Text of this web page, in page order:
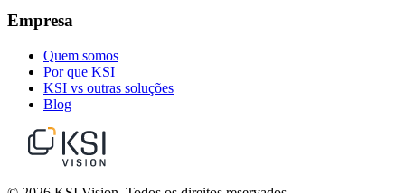
Empresa
Quem somos
Por que KSI
KSI vs outras soluções
Blog